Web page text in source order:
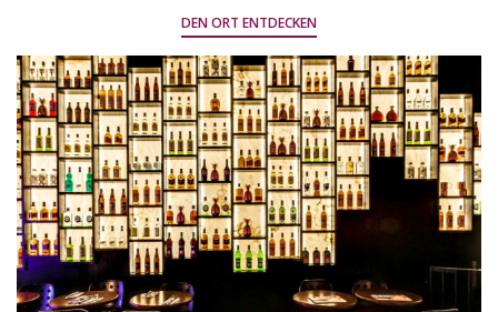
DEN ORT ENTDECKEN